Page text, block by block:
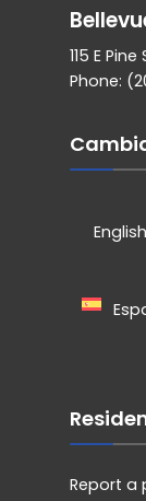
115 E
Phone:
English
Report a